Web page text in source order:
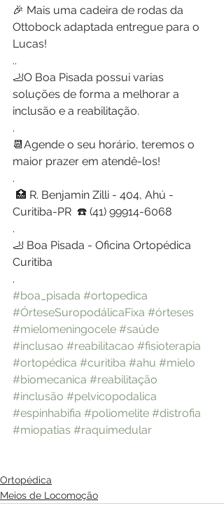
🎉 Mais uma cadeira de rodas da
Ottobock adaptada entregue para o
Lucas!
..
🦶O Boa Pisada possui varias
soluções de forma a melhorar a
inclusão e a reabilitação.
.
📆Agende o seu horário, teremos o
maior prazer em atendê-los!
.
Curitiba-PR  ☎️ (41) 99914-6068
.
🦶 Boa Pisada - Oficina Ortopédica
Curitiba
.
#boa_pisada #ortopedica
#ÓrteseSuropodálicaFixa #órteses
#mielomeningocele #saúde
#inclusao #reabilitacao #fisioterapia
#ortopédica #curitiba #ahu #mielo
#biomecanica #reabilitação
#inclusão #pelvicopodalica
#espinhabifia #poliomelite #distrofia
#miopatias #raquimedular
Ortopédica
Meios de Locomoção